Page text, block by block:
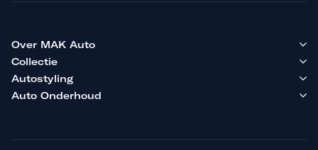
Over MAK Auto
Collectie
Autostyling
Auto Onderhoud